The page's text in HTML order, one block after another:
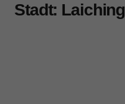
Stadt: